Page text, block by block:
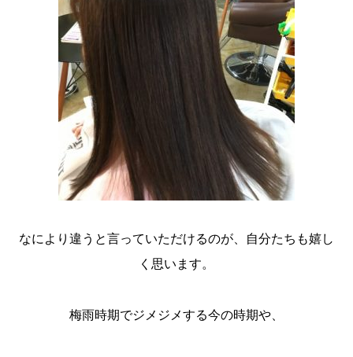
なにより違うと言っていただけるのが、自分たちも嬉し
く思います。
梅雨時期でジメジメする今の時期や、